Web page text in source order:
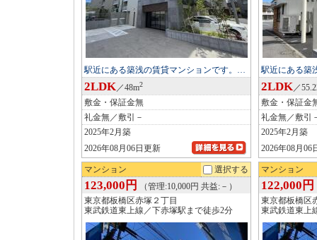
駅近にある築浅の賃貸マンションです。…
2LDK／48m2
敷金・保証金無
礼金無／敷引－
2025年2月築
2026年08月06日更新
駅近にある築
2LDK／
敷金・保証金
礼金無／敷引
2025年2月築
2026年08月06
マンション 選択する
123,000円
（管理:10,000円 共益:－）
東京都板橋区赤塚２丁目
東武鉄道東上線／下赤塚駅まで徒歩2分
マンション
122,000円
東京都板橋区
東武鉄道東上